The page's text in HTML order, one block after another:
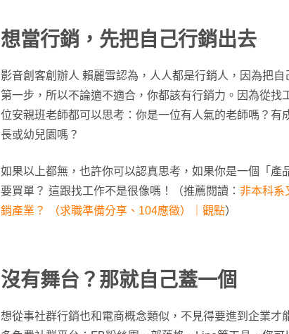
想當行銷，先把自己行銷出去
影音創客創辦人 賴麗雪認為，人人都是行銷人，因為把
第一步，所以不論適不適合，你都該有行銷力。因為從找
位安親班老師都可以思考：你是一位有人氣的老師嗎？有
長或幼兒園嗎？
如果以上都無，也許你可以認真思考，如果你是一個「產
要買單？ 這跟找工作不是很像嗎！（推薦閱讀： 非本科系
銷產業？ （求職準備分享、104應徵）｜觀點）
沒有舞台？那就自己蓋一個
想從事社群行銷也和電商概念類似，不見得要進到企業才